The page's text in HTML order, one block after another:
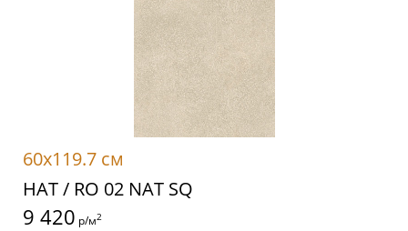
60x119.7 см
НАТ / RO 02 NAT SQ
9 420 р/м2